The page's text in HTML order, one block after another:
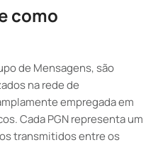
como
de Mensagens, são
na rede de
empregada em
Cada PGN representa um
transmitidos entre os